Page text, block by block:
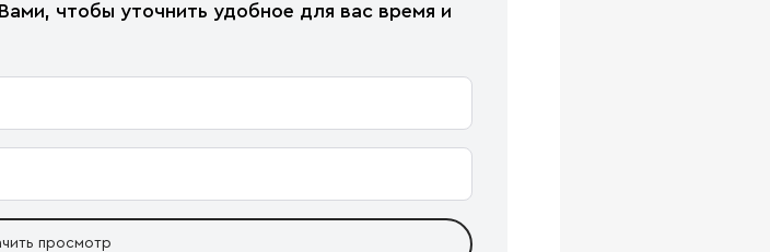
чтобы уточнить удобное для вас время и
просмотр